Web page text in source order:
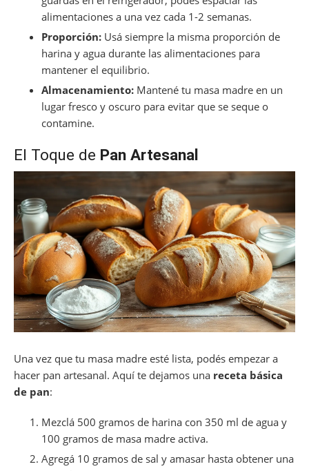
alimentaciones a una vez cada 1-2 semanas.
Proporción: Usá siempre la misma proporción de
harina y agua durante las alimentaciones para
mantener el equilibrio.
Almacenamiento: Mantené tu masa madre en un
lugar fresco y oscuro para evitar que se seque o
contamine.
El Toque de Pan Artesanal
Una vez que tu masa madre esté lista, podés empezar a
hacer pan artesanal. Aquí te dejamos una receta básica
de pan:
Mezclá 500 gramos de harina con 350 ml de agua y
100 gramos de masa madre activa.
Agregá 10 gramos de sal y amasar hasta obtener una